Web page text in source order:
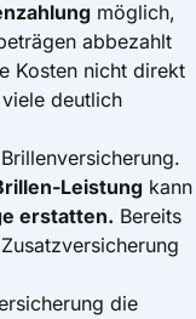
möglich,
abbezahlt
Kosten nicht direkt
deutlich
Brillenversicherung.
Leistung kann
erstatten. Bereits
die